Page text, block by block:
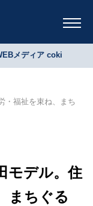
メディア coki
・福祉を束ね、まち
モデル。住
まちぐる